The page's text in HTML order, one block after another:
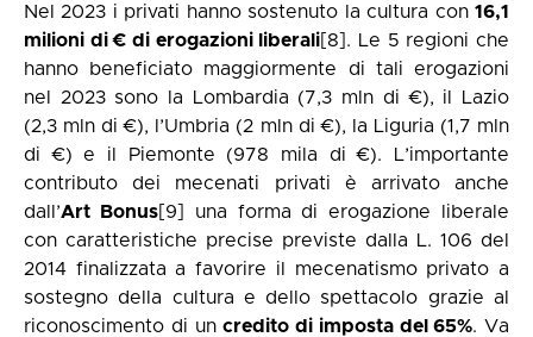
Nel 2023 i privati hanno sostenuto la cultura con 16,1
milioni di € di erogazioni liberali [8] . Le 5 regioni che
hanno beneficiato maggiormente di tali erogazioni
nel 2023 sono la Lombardia (7,3 mln di €), il Lazio
(2,3 mln di €), l’Umbria (2 mln di €), la Liguria (1,7 mln
di €) e il Piemonte (978 mila di €). L’importante
contributo dei mecenati privati è arrivato anche
dall’Art Bonus[9]
una forma di erogazione liberale
con caratteristiche precise previste dalla L. 106 del
2014 finalizzata a favorire il mecenatismo privato a
sostegno della cultura e dello spettacolo grazie al
riconoscimento di uncredito di imposta del 65%. Va